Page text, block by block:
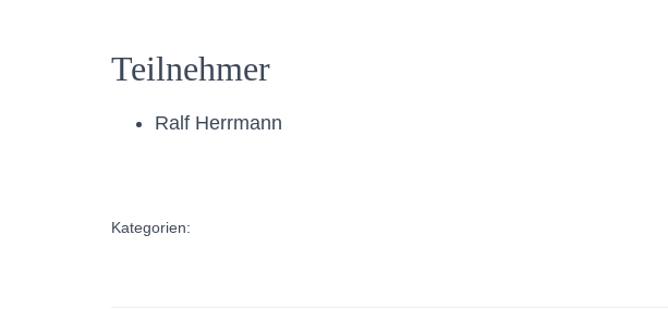
Teilnehmer
Ralf Herrmann
Kategorien: